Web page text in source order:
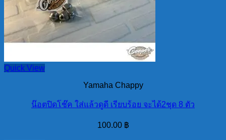
Quick View
Yamaha Chappy
น๊อตปิดโช๊ค ใส่แล้วดูดี เรียบร้อย จะได้2ชุด 8 ตัว
100.00 ฿